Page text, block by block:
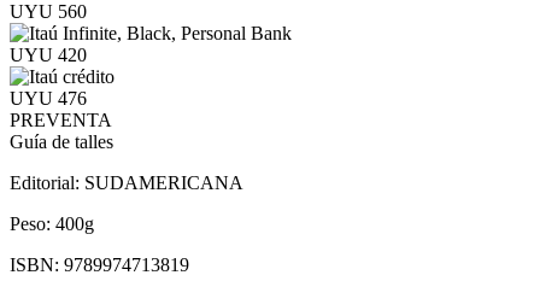
UYU 560
UYU 420
UYU 476
PREVENTA
Guía de talles
Editorial: SUDAMERICANA
Peso: 400g
ISBN: 9789974713819